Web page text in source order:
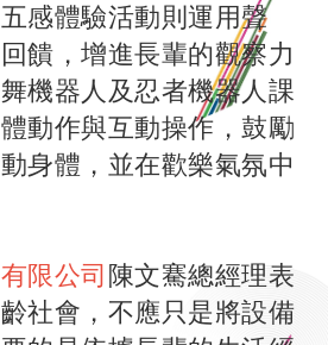
感體驗活動則運用聲
饋，增進長輩的觀察力
機器人及忍者機器人課
動作與互動操作，鼓勵
身體，並在歡樂氣氛中
限公司 陳文騫總經理表
社會，不應只是將設備